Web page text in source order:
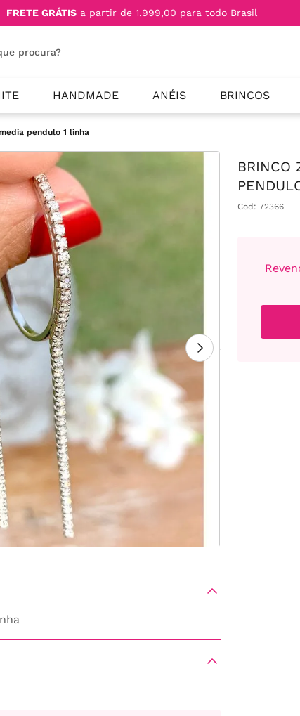
FRETE GRÁTIS a partir de 1.999,00 para todo Brasil
HANDMADE ANÉIS BRINCOS
pendulo 1 linha
BRINCO
Cod: 72366